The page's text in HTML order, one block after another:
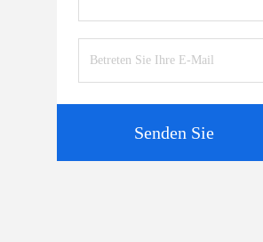
Senden Sie